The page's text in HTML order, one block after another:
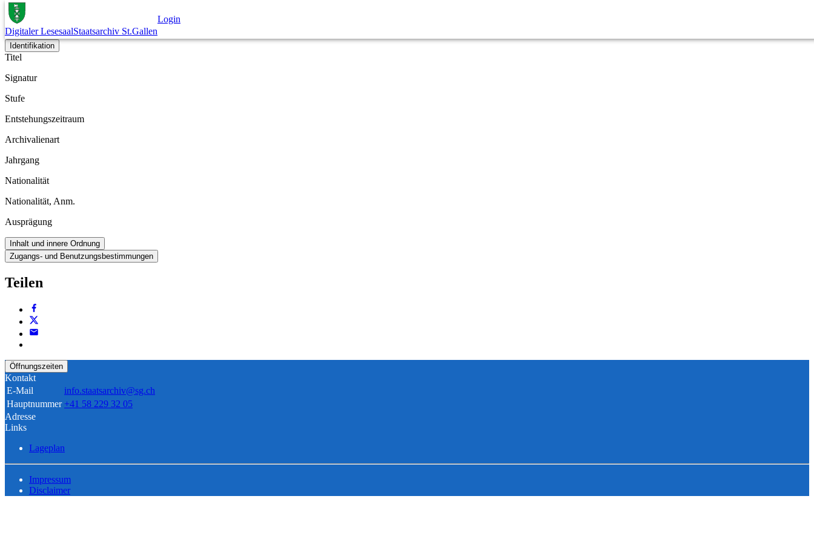
Digitaler LesesaalStaatsarchiv St.Gallen
Login
Dokument
Archivplan
Identifikation
Titel
Signatur
Stufe
Entstehungszeitraum
Archivalienart
Jahrgang
Nationalität
Nationalität, Anm.
Ausprägung
Inhalt und innere Ordnung
Zugangs- und Benutzungsbestimmungen
Teilen
Öffnungszeiten
Kontakt
E-Mail
info.staatsarchiv@sg.ch
Hauptnummer +41 58 229 32 05
Adresse
Links
Lageplan
Impressum
Disclaimer